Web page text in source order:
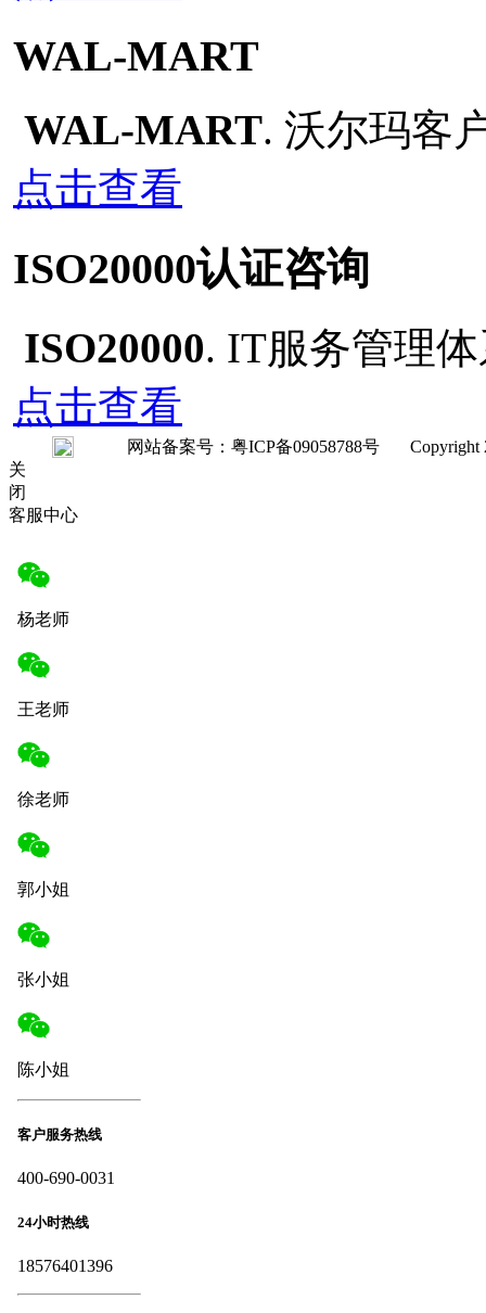
WAL-MART
WAL-MART. 沃尔玛客
点击查看
ISO20000认证咨询
ISO20000. IT服务管理
点击查看
网站备案号：粤ICP备09058788号 Copyright
关
闭
客服中心
杨老师
王老师
徐老师
郭小姐
张小姐
陈小姐
客户服务热线
400-690-0031
24小时热线
18576401396